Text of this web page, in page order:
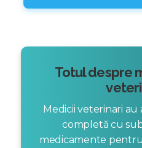
Totul despre
Medicii veterinari
completă cu
medicamente